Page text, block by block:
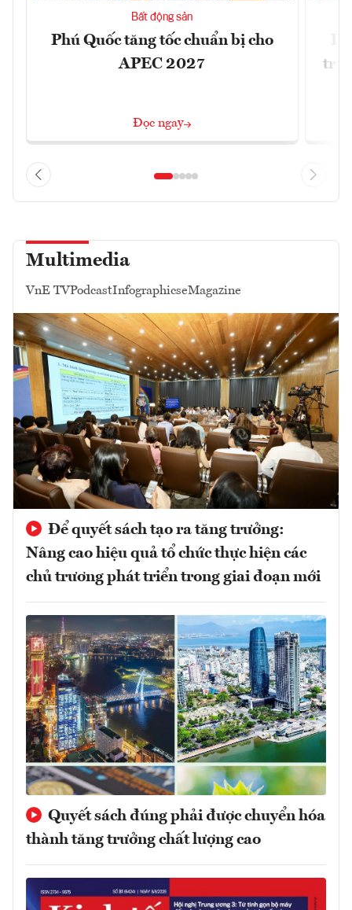
Bất động sản
Phú Quốc tăng tốc chuẩn bị cho
APEC 2027
Đọc ngay
Multimedia
VnE TVPodcastInfographicseMagazine
Để quyết sách tạo ra tăng trưởng:
Nâng cao hiệu quả tổ chức thực hiện các
chủ trương phát triển trong giai đoạn mới
Quyết sách đúng phải được chuyển hóa
thành tăng trưởng chất lượng cao